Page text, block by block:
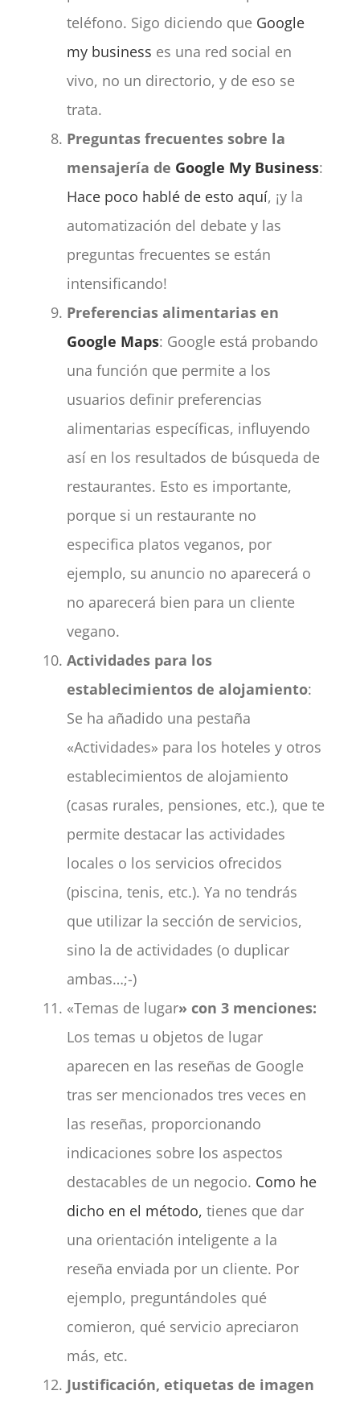
teléfono. Sigo diciendo que Google
my business es una red social en
vivo, no un directorio, y de eso se
trata.
Preguntas frecuentes sobre la
mensajería de Google My Business:
Hace poco hablé de esto aquí, ¡y la
automatización del debate y las
preguntas frecuentes se están
intensificando!
Preferencias alimentarias en
Google Maps: Google está probando
una función que permite a los
usuarios definir preferencias
alimentarias específicas, influyendo
así en los resultados de búsqueda de
restaurantes. Esto es importante,
porque si un restaurante no
especifica platos veganos, por
ejemplo, su anuncio no aparecerá o
no aparecerá bien para un cliente
vegano.
Actividades para los
establecimientos de alojamiento:
Se ha añadido una pestaña
«Actividades» para los hoteles y otros
establecimientos de alojamiento
(casas rurales, pensiones, etc.), que te
permite destacar las actividades
locales o los servicios ofrecidos
(piscina, tenis, etc.). Ya no tendrás
que utilizar la sección de servicios,
sino la de actividades (o duplicar
ambas…;-)
«Temas de lugar» con 3 menciones:
Los temas u objetos de lugar
aparecen en las reseñas de Google
tras ser mencionados tres veces en
las reseñas, proporcionando
indicaciones sobre los aspectos
destacables de un negocio. Como he
dicho en el método, tienes que dar
una orientación inteligente a la
reseña enviada por un cliente. Por
ejemplo, preguntándoles qué
comieron, qué servicio apreciaron
más, etc.
Justificación, etiquetas de imagen